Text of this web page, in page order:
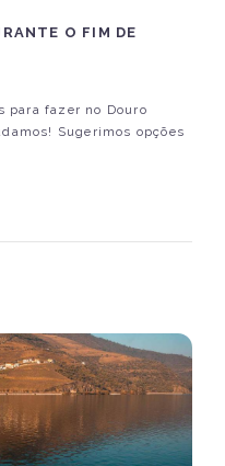
O FIM DE
para fazer no Douro
Sugerimos opções